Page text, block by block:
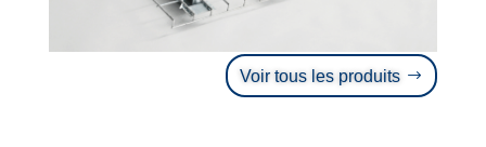
Voir tous les produits